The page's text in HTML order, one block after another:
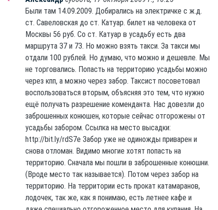
Были там 14.09.2009. Добирались на электричке с ж.д.
ст. Савеловская до ст. Катуар. билет на человека от
Москвы 56 руб. Со ст. Катуар в усадьбу есть два
маршрута 37 и 73. Но можно взять такси. За такси мы
отдали 100 рублей. Но думаю, что можно и дешевле. Мы
не торговались. Попасть на территорию усадьбы можно
через кпп, а можно через забор. Таксист посоветовал
воспользоваться вторым, объясняя это тем, что нужно
ещё получать разрешение коменданта. Нас довезли до
заброшенных конюшен, которые сейчас отгорожены от
усадьбы забором. Ссылка на место высадки:
http://bit.ly/rdS7e Забор уже не одиножды приварен и
снова отломан. Видимо многие хотят попасть на
территорию. Сначала мы пошли в заброшенные конюшни.
(Вроде место так называется). Потом через забор на
территорию. На территории есть прокат катамаранов,
лодочек, так же, как я понимаю, есть летнее кафе и